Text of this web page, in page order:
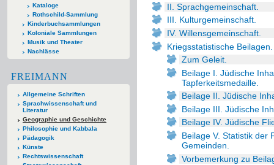
Kataloge
Rothschild-Sammlung
Kinderbuchsammlungen
Koloniale Sammlungen
Musik und Theater
Nachlässe
FREIMANN
Allgemeine Schriften
Sprachwissenschaft und
Literatur
Geographie und Geschichte
Philosophie und Kabbala
Pädagogik
Künste
Rechtswissenschaft
II. Sprachgemeinschaft.
III. Kulturgemeinschaft.
IV. Willensgemeinschaft.
Kriegsstatistische Beilagen.
Zum Geleit.
Beilage I. Jüdische
Tapferkeitsmedaille.
Beilage II. Jüdische
Beilage III. Jüdische
Beilage IV. Jüdische
Beilage V. Statistik der
Gemeinden.
Vorbemerkung zu